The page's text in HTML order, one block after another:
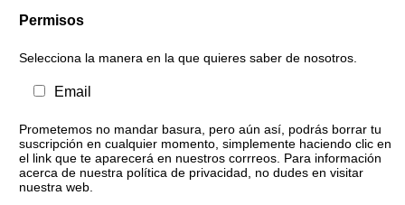
Permisos
Selecciona la manera en la que quieres saber de nosotros.
Email
Prometemos no mandar basura, pero aún así, podrás borrar tu
suscripción en cualquier momento, simplemente haciendo clic en
el link que te aparecerá en nuestros corrreos. Para información
acerca de nuestra política de privacidad, no dudes en visitar
nuestra web.